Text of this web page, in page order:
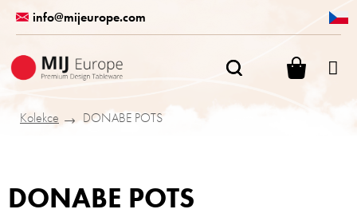
obsah
info@mijeurope.com
Kolekce
DONABE POTS
DONABE POTS